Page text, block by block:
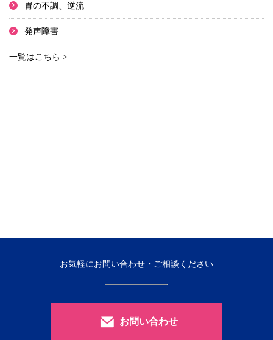
胃の不調、逆流
発声障害
一覧はこちら >
お気軽にお問い合わせ・ご相談ください
お問い合わせ